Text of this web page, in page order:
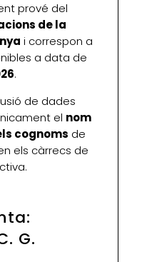
prové del
de la
i correspon a
a data de
.
de dades
el nom
cognoms de
els càrrecs de
G.